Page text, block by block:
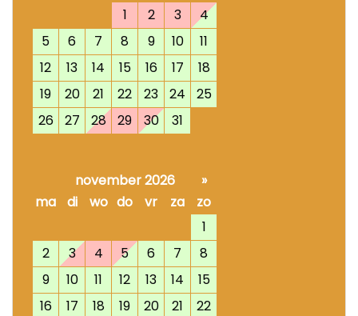
1
2 3
4
5
6 7 8 9 10
11
12
13 14 15 16 17
18
19
20 21 22 23 24
25
26
27 28 29 30 31
november 2026
»
ma
di wo do vr za
zo
1
2
3 4 5 6 7
8
9
10 11 12 13 14
15
16
17 18 19 20 21
22